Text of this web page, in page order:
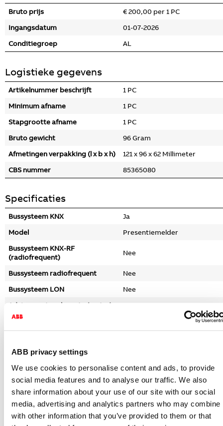
ABB privacy settings
We use cookies to personalise content and ads, to provide
social media features and to analyse our traffic. We also
share information about your use of our site with our social
media, advertising and analytics partners who may combine
with other information that you’ve provided to them or that
Bruto prijs
€ 200,00 per 1 PC
Ingangsdatum
01-07-2026
Conditiegroep
AL
Logistieke gegevens
Artikelnummer beschrijft
1 PC
Minimum afname
1 PC
Stapgrootte afname
1 PC
Bruto gewicht
96 Gram
Afmetingen verpakking (l x b x h)
121 x 96 x 62 Millimeter
CBS nummer
85365080
Specificaties
Bussysteem KNX
Ja
Model
Presentiemelder
Bussysteem KNX-RF
(radiofrequent)
Nee
Bussysteem radiofrequent
Nee
Bussysteem LON
Nee
Adviesmontagehoogte (meter)
Bussysteem Powerline
Andere bussystemen
Radiofrequent bidirectioneel
Nee
Materiaal
Kunststof
Materiaalkwaliteit
Thermoplast
Oppervlaktebescherming
Gelakt